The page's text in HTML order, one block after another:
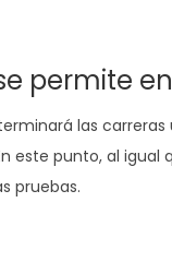
permite en
las
este punto, al
pruebas.
se permite en las